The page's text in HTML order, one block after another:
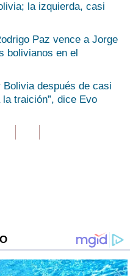
la izquierda, casi
Paz vence a Jorge
bolivianos en el
Bolivia después de casi
traición”, dice Evo